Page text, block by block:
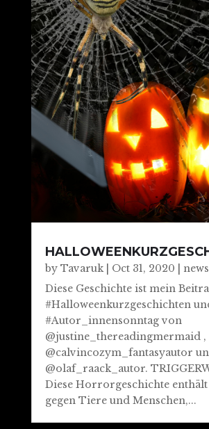
by Tavaruk| Oct 31, 2020
news
Diese Geschichte ist mein
#Halloweenkurzgeschichten
#Autor_innensonntag von
@justine_thereadingmermaid ,
@calvincozym_fantasyautor
@olaf_raack_autor.
Diese Horrorgeschichte enthält
gegen Tiere und Menschen,...